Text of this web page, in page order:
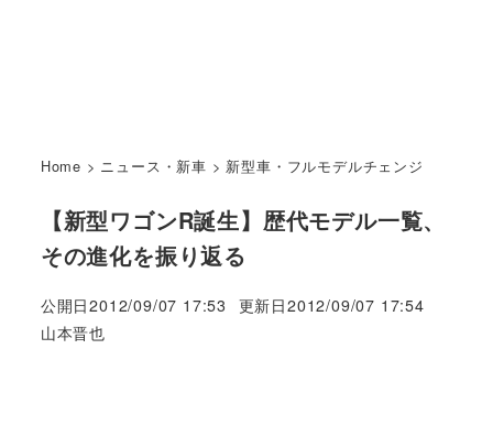
Home > ニュース・新車 > 新型車・フルモデルチェンジ
【新型ワゴンR誕生】歴代モデル一覧、
その進化を振り返る
公開日2012/09/07 17:53 更新日2012/09/07 17:54
著
山本晋也